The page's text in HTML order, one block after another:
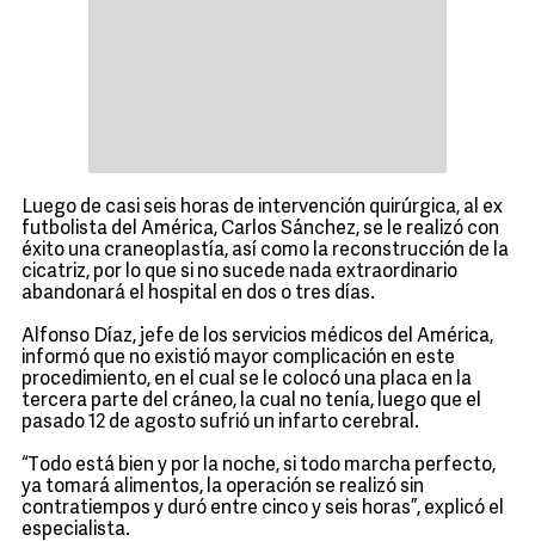
Luego de casi seis horas de intervención quirúrgica, al ex
futbolista del América, Carlos Sánchez, se le realizó con
éxito una craneoplastía, así como la reconstrucción de la
cicatriz, por lo que si no sucede nada extraordinario
abandonará el hospital en dos o tres días.
Alfonso Díaz, jefe de los servicios médicos del América,
informó que no existió mayor complicación en este
procedimiento, en el cual se le colocó una placa en la
tercera parte del cráneo, la cual no tenía, luego que el
pasado 12 de agosto sufrió un infarto cerebral.
“Todo está bien y por la noche, si todo marcha perfecto,
ya tomará alimentos, la operación se realizó sin
contratiempos y duró entre cinco y seis horas”, explicó el
especialista.